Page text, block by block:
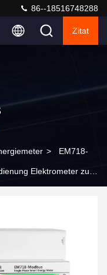
86--18516748288
Zitat
> EM718-
Elektrometer zur